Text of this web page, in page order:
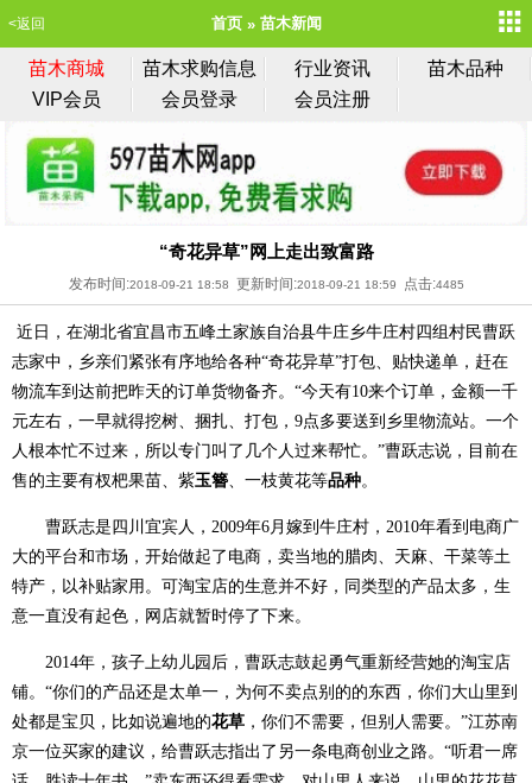
<返回 首页 苗木新闻
苗木商城 苗木求购信息 行业资讯
苗木品种
VIP会员
会员登录 会员注册
“奇花异草”网上走出致富路
发布时间:2018-09-21 18:58 更新时间:2018-09-21 18:59 点击:4485
近日，在湖北省宜昌市五峰土家族自治县牛庄乡牛庄村四组村民曹跃
志家中，乡亲们紧张有序地给各种“奇花异草”打包、贴快递单，赶在
物流车到达前把昨天的订单货物备齐。“今天有10来个订单，金额一千
元左右，一早就得挖树、捆扎、打包，9点多要送到乡里物流站。一个
人根本忙不过来，所以专门叫了几个人过来帮忙。”曹跃志说，目前在
售的主要有杈杷果苗、紫玉簪 、一枝黄花等品种。
曹跃志是四川宜宾人，2009年6月嫁到牛庄村，2010年看到电商广
大的平台和市场，开始做起了电商，卖当地的腊肉、天麻、干菜等土
特产，以补贴家用。可淘宝店的生意并不好，同类型的产品太多，生
意一直没有起色，网店就暂时停了下来。
2014年，孩子上幼儿园后，曹跃志鼓起勇气重新经营她的淘宝店
铺。“你们的产品还是太单一，为何不卖点别的的东西，你们大山里到
处都是宝贝，比如说遍地的花草 ，你们不需要，但别人需要。”江苏南
京一位买家的建议，给曹跃志指出了另一条电商创业之路。“听君一席